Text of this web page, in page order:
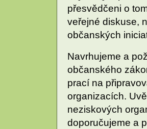
přesvědčeni o
veřejné diskuse,
občanských
Navrhujeme a
občanského
prací na
organizacích.
neziskových
doporučujeme a